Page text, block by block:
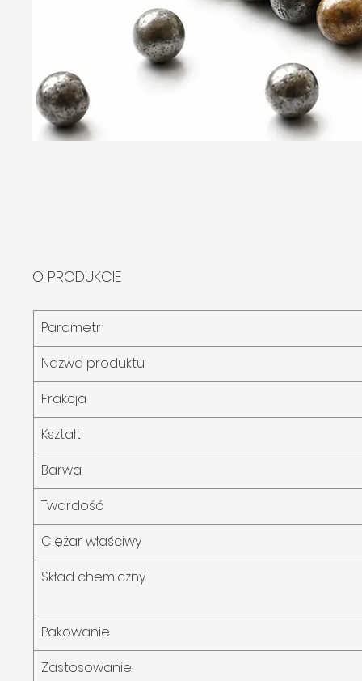
O PRODUKCIE
Parametr
Nazwa produktu
Frakcja
Kształt
Barwa
Twardość
Ciężar właściwy
Skład chemiczny
Pakowanie
Zastosowanie